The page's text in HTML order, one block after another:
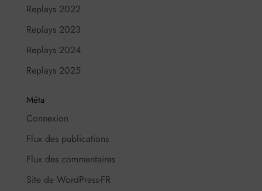
Replays 2022
Replays 2023
Replays 2024
Replays 2025
Méta
Connexion
Flux des publications
Flux des commentaires
Site de WordPress-FR